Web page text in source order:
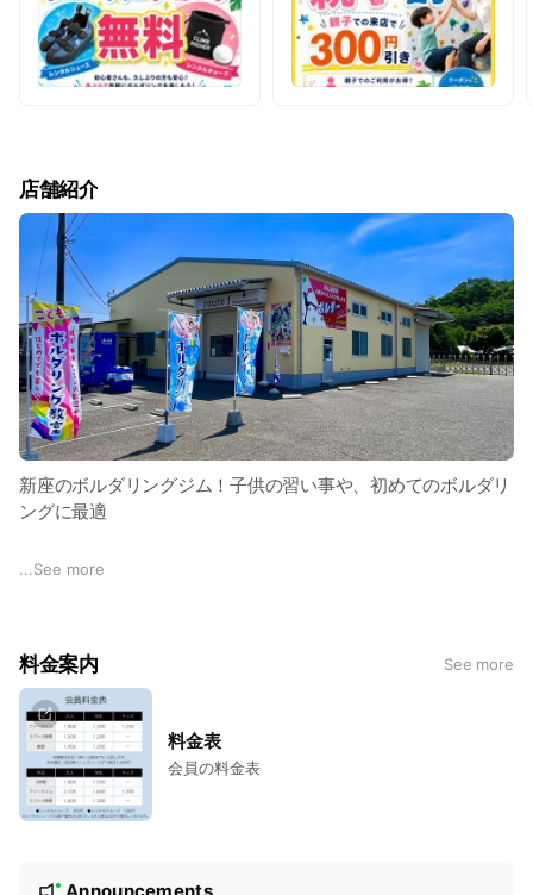
店舗紹介
新座のボルダリングジム！子供の習い事や、初めてのボルダリ
ングに最適
route fボルダリングジムは、新座駅から徒歩15分、無料駐車場
店内はグランピングをイメージした居心地の良い空間が広が
り、イートインスペースや軽食販売もご用意しています。ボル
ダリングをしない時も、ゆっくりとくつろぎながらお過ごしい
ただけます。
初めてでも安心！親子で楽しむボルダリング
はお子様から大人まで、丁寧にルールや登り方をレクチャーし
...See more
料金案内 See more
料金表
会員の料金表